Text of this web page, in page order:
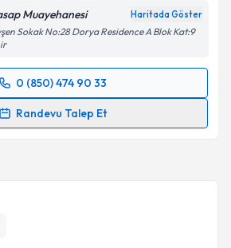
Muayehanesi Haritada Göster
Sokak No:28 Dorya Residence A Blok Kat:9
0 (850) 474 90 33
Randevu Talep Et
Talebi